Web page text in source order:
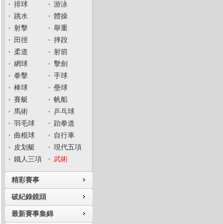
排球
游泳
跳水
體操
射擊
舉重
田徑
摔跤
柔道
射箭
網球
擊劍
拳擊
手球
棒球
壘球
賽艇
帆船
馬術
乒乓球
羽毛球
跆拳道
曲棍球
自行車
皮划艇
現代五項
鐵人三項
武術
精彩賽事
破紀錄鏡頭
最新賽事集錦